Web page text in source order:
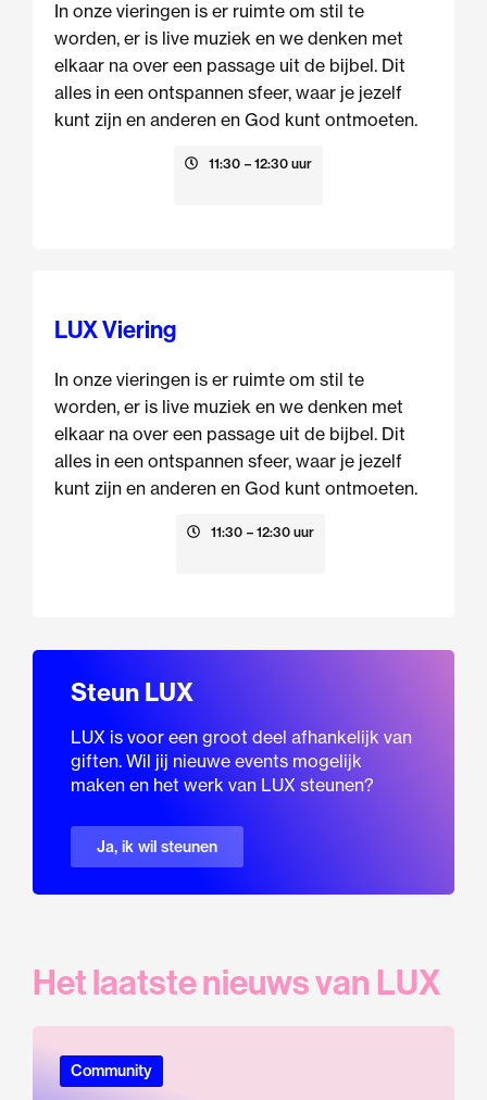
In onze vieringen is er ruimte om stil te
worden, er is live muziek en we denken met
elkaar na over een passage uit de bijbel. Dit
alles in een ontspannen sfeer, waar je jezelf
kunt zijn en anderen en God kunt ontmoeten.
11:30 – 12:30 uur
LUX Viering
In onze vieringen is er ruimte om stil te
worden, er is live muziek en we denken met
elkaar na over een passage uit de bijbel. Dit
alles in een ontspannen sfeer, waar je jezelf
kunt zijn en anderen en God kunt ontmoeten.
11:30 – 12:30 uur
Steun LUX
LUX is voor een groot deel afhankelijk van
giften. Wil jij nieuwe events mogelijk
maken en het werk van LUX steunen?
Ja, ik wil steunen
Het laatste nieuws van LUX
Community